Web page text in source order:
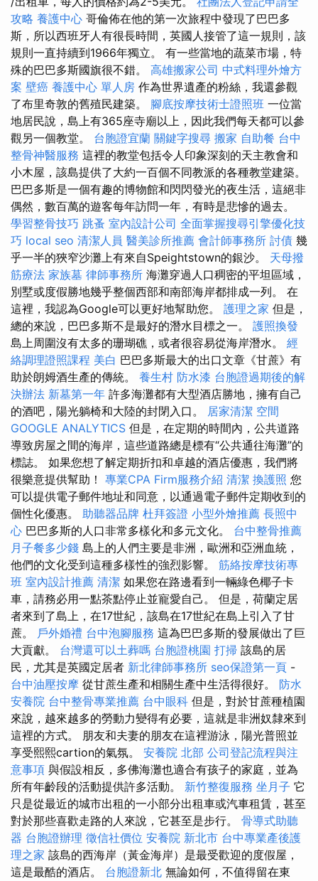
攻略 養護中心 哥倫佈在他的第一次旅程中發現了巴巴多
斯，所以西班牙人有很長時間，英國人接管了這一規則，該
規則一直持續到1966年獨立。 有一些當地的蔬菜市場，特
殊的巴巴多斯國旗很不錯。 高雄搬家公司 中式料理外燴方
案 壁癌 養護中心 單人房 作為世界遺產的粉絲，我還參觀
了布里奇敦的舊殖民建築。 腳底按摩技術士證照班 一位當
地居民說，島上有365座寺廟以上，因此我們每天都可以參
觀另一個教堂。 台胞證宜蘭 關鍵字搜尋 搬家 自助餐 台中
整骨神醫服務 這裡的教堂包括令人印象深刻的天主教會和
小木屋，該島提供了大約一百個不同教派的各種教堂建築。
巴巴多斯是一個有趣的博物館和閃閃發光的夜生活，這絕非
偶然，數百萬的遊客每年訪問一年，有時是悲慘的過去。
學習整骨技巧 跳蚤 室內設計公司 全面掌握搜尋引擎優化技
巧 local seo 清潔人員 醫美診所推薦 會計師事務所 討債 幾
乎一半的狹窄沙灘上有來自Speightstown的銀沙。 天母撥
筋療法 家族墓 律師事務所 海灘穿過人口稠密的平坦區域，
別墅或度假勝地幾乎整個西部和南部海岸都排成一列。 在
這裡，我認為Google可以更好地幫助您。 護理之家 但是，
總的來說，巴巴多斯不是最好的潛水目標之一。 護照換發
島上周圍沒有太多的珊瑚礁，或者很容易從海岸潛水。 經
絡調理證照課程 美白 巴巴多斯最大的出口文章《甘蔗》有
助於朗姆酒生產的傳統。 養生村 防水漆 台胞證過期後的解
決辦法 新墓第一年 許多海灘都有大型酒店勝地，擁有自己
的酒吧，陽光躺椅和大陸的封閉入口。 居家清潔 空間
GOOGLE ANALYTICS 但是，在定期的時間內，公共道路
導致房屋之間的海岸，這些道路總是標有“公共通往海灘”的
標誌。 如果您想了解定期折扣和卓越的酒店優惠，我們將
很樂意提供幫助！ 專業CPA Firm服務介紹 清潔 換護照 您
可以提供電子郵件地址和同意，以通過電子郵件定期收到的
個性化優惠。 助聽器品牌 杜拜簽證 小型外燴推薦 長照中
心 巴巴多斯的人口非常多樣化和多元文化。 台中整骨推薦
月子餐多少錢 島上的人們主要是非洲，歐洲和亞洲血統，
他們的文化受到這種多樣性的強烈影響。 筋絡按摩技術專
班 室內設計推薦 清潔 如果您在路邊看到一輛綠色椰子卡
車，請務必用一點茶點停止並寵愛自己。 但是，荷蘭定居
者來到了島上，在17世紀，該島在17世紀在島上引入了甘
蔗。 戶外婚禮 台中泡腳服務 這為巴巴多斯的發展做出了巨
大貢獻。 台灣還可以土葬嗎 台胞證桃園 打掃 該島的居
民，尤其是英國定居者 新北律師事務所 seo保證第一頁 -
台中油壓按摩 從甘蔗生產和相關生產中生活得很好。 防水
安養院 台中整骨專業推薦 台中眼科 但是，對於甘蔗種植園
來說，越來越多的勞動力變得有必要，這就是非洲奴隸來到
這裡的方式。 朋友和夫妻的朋友在這裡游泳，陽光普照並
享受熙熙cartion的氣氛。 安養院 北部 公司登記流程與注
意事項 與假設相反，多佛海灘也適合有孩子的家庭，並為
所有年齡段的活動提供許多活動。 新竹整復服務 坐月子 它
只是從最近的城市出租的一小部分出租車或汽車租賃，甚至
對於那些喜歡走路的人來說，它甚至是步行。 骨導式助聽
器 台胞證辦理 徵信社價位 安養院 新北市 台中專業產後護
理之家 該島的西海岸（黃金海岸）是最受歡迎的度假屋，
這是最酷的酒店。 台胞證新北 無論如何，不​​值得留在東